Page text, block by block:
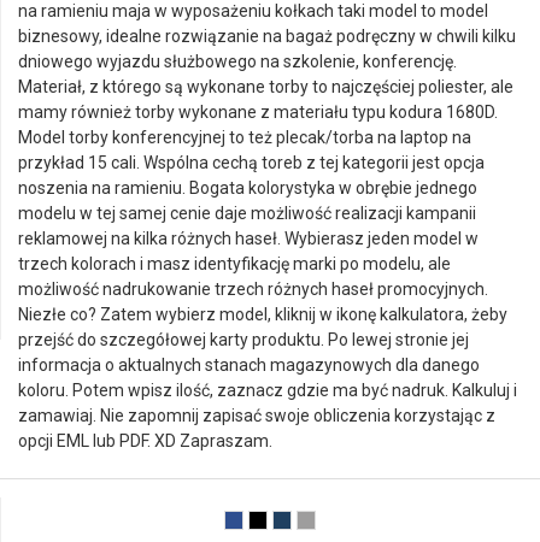
na ramieniu maja w wyposażeniu kołkach taki model to model
biznesowy, idealne rozwiązanie na bagaż podręczny w chwili kilku
dniowego wyjazdu służbowego na szkolenie, konferencję.
Materiał, z którego są wykonane torby to najczęściej poliester, ale
mamy również torby wykonane z materiału typu kodura 1680D.
Model torby konferencyjnej to też plecak/torba na laptop na
przykład 15 cali. Wspólna cechą toreb z tej kategorii jest opcja
noszenia na ramieniu. Bogata kolorystyka w obrębie jednego
modelu w tej samej cenie daje możliwość realizacji kampanii
reklamowej na kilka różnych haseł. Wybierasz jeden model w
trzech kolorach i masz identyfikację marki po modelu, ale
możliwość nadrukowanie trzech różnych haseł promocyjnych.
Niezłe co? Zatem wybierz model, kliknij w ikonę kalkulatora, żeby
przejść do szczegółowej karty produktu. Po lewej stronie jej
informacja o aktualnych stanach magazynowych dla danego
koloru. Potem wpisz ilość, zaznacz gdzie ma być nadruk. Kalkuluj i
zamawiaj. Nie zapomnij zapisać swoje obliczenia korzystając z
opcji EML lub PDF. XD Zapraszam.